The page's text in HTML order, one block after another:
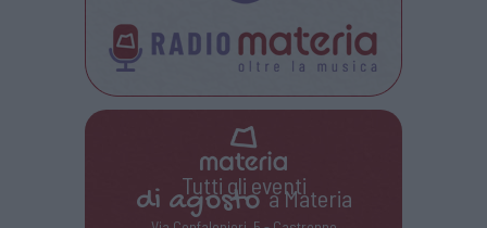
Tutti gli eventi
di agostoa Materia